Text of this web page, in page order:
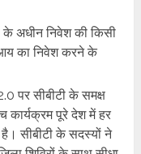
के अधीन निवेश की किसी
आय का निवेश करने के
पर सीबीटी के समक्ष
कार्यक्रम पूरे देश में हर
है। सीबीटी के सदस्यों ने